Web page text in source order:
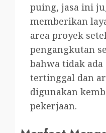
puing, jasa ini
memberikan
area proyek
pengangkutan
bahwa tidak
tertinggal dan
digunakan
pekerjaan.